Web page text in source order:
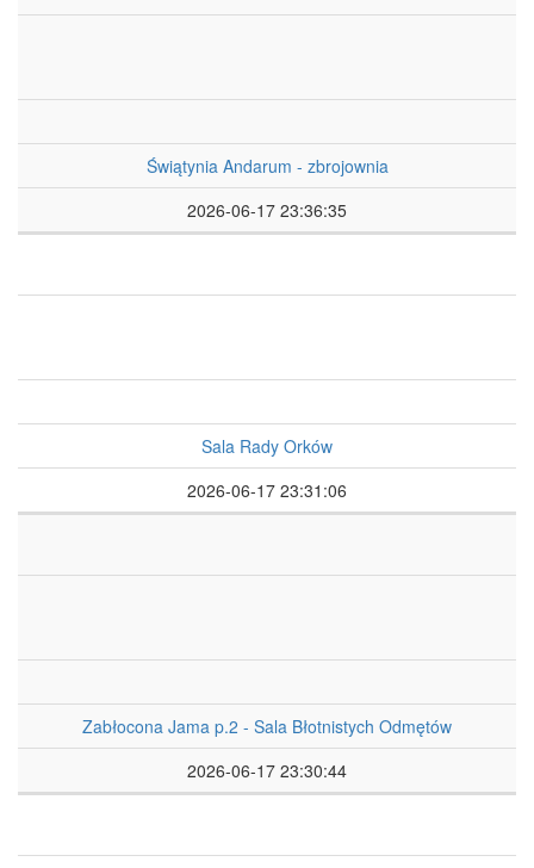
Świątynia Andarum - zbrojownia
2026-06-17 23:36:35
Sala Rady Orków
2026-06-17 23:31:06
Zabłocona Jama p.2 - Sala Błotnistych Odmętów
2026-06-17 23:30:44